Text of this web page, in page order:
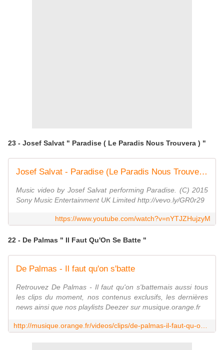
23 - Josef Salvat " Paradise ( Le Paradis Nous Trouvera ) "
Josef Salvat - Paradise (Le Paradis Nous Trouvera) [Audio]
Music video by Josef Salvat performing Paradise. (C) 2015
Sony Music Entertainment UK Limited http://vevo.ly/GR0r29
https://www.youtube.com/watch?v=nYTJZHujzyM
22 - De Palmas " Il Faut Qu'On Se Batte "
De Palmas - Il faut qu'on s'batte
Retrouvez De Palmas - Il faut qu'on s'battemais aussi tous
les clips du moment, nos contenus exclusifs, les dernières
news ainsi que nos playlists Deezer sur musique.orange.fr